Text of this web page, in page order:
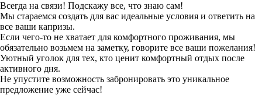
Всегда на связи! Подскажу все, что знаю сам!
Мы стараемся создать для вас идеальные условия и ответить на
все ваши капризы.
Если чего-то не хватает для комфортного проживания, мы
обязательно возьмем на заметку, говорите все ваши пожелания!
Уютный уголок для тех, кто ценит комфортный отдых после
активного дня.
Не упустите возможность забронировать это уникальное
предложение уже сейчас!